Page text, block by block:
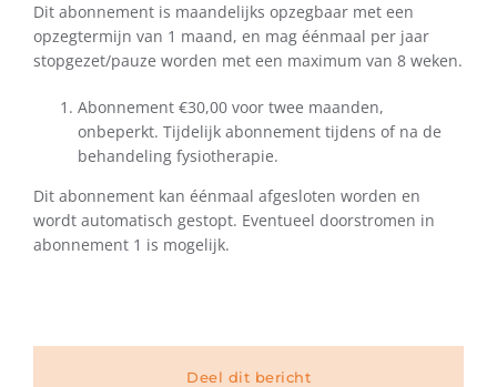
Dit abonnement is maandelijks opzegbaar met een
opzegtermijn van 1 maand, en mag éénmaal per jaar
stopgezet/pauze worden met een maximum van 8 weken.
Abonnement €30,00 voor twee maanden,
onbeperkt. Tijdelijk abonnement tijdens of na de
behandeling fysiotherapie.
Dit abonnement kan éénmaal afgesloten worden en
wordt automatisch gestopt. Eventueel doorstromen in
abonnement 1 is mogelijk.
Deel dit bericht